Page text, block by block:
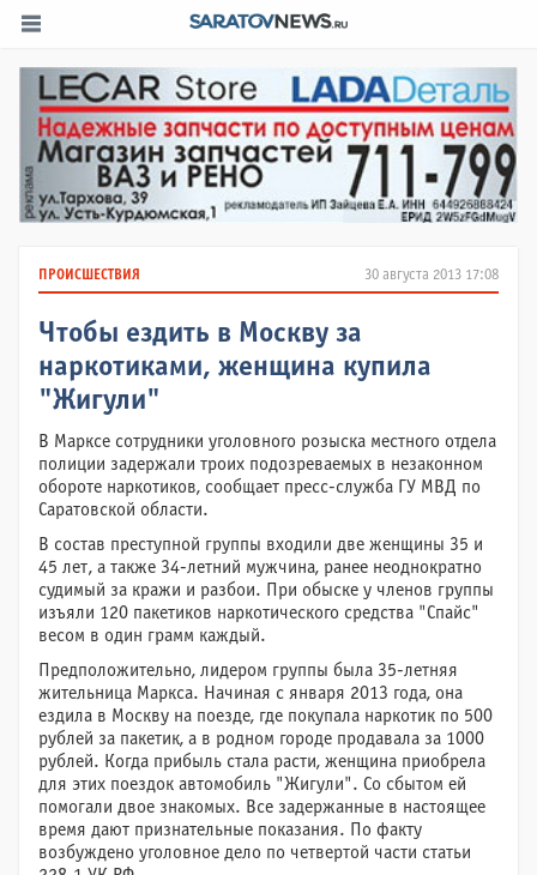
30 августа 2013 17:08
ПРОИСШЕСТВИЯ
Чтобы ездить в Москву за
наркотиками, женщина купила
"Жигули"
В Марксе сотрудники уголовного розыска местного отдела
полиции задержали троих подозреваемых в незаконном
обороте наркотиков, сообщает пресс-служба ГУ МВД по
Саратовской области.
В состав преступной группы входили две женщины 35 и
45 лет, а также 34-летний мужчина, ранее неоднократно
судимый за кражи и разбои. При обыске у членов группы
изъяли 120 пакетиков наркотического средства "Спайс"
весом в один грамм каждый.
Предположительно, лидером группы была 35-летняя
жительница Маркса. Начиная с января 2013 года, она
ездила в Москву на поезде, где покупала наркотик по 500
рублей за пакетик, а в родном городе продавала за 1000
рублей. Когда прибыль стала расти, женщина приобрела
для этих поездок автомобиль "Жигули". Со сбытом ей
помогали двое знакомых. Все задержанные в настоящее
время дают признательные показания. По факту
возбуждено уголовное дело по четвертой части статьи